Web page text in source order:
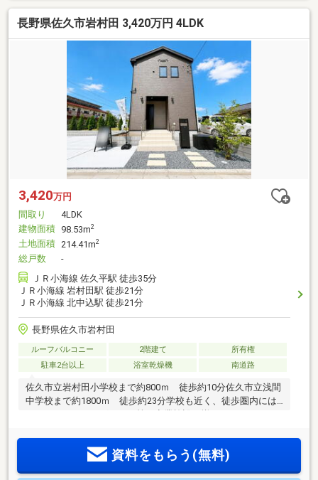
長野県佐久市岩村田 3,420万円 4LDK
3,420万円
間取り
4LDK
建物面積 98.53m2
土地面積 214.41m2
総戸数
-
ＪＲ小海線 佐久平駅 徒歩35分
ＪＲ小海線 岩村田駅 徒歩21分
ＪＲ小海線 北中込駅 徒歩21分
長野県佐久市岩村田
ルーフバルコニー 2階建て
所有権
駐車2台以上
浴室乾燥機 南道路
佐久市立岩村田小学校まで約800ｍ 徒歩約10分佐久市立浅間
中学校まで約1800ｍ 徒歩約23分学校も近く、徒歩圏内には
スーパーやドラッグストア等の商業施設が揃っております。
です。網戸・カーテンレール・カーテン・照明器具・芝・庭
木・ＴＶアンテナなどはオプションとなります。 図面と概
資料をもらう(無料)